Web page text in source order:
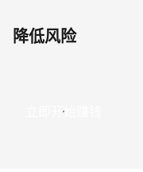
降低风险
立即开始赚钱